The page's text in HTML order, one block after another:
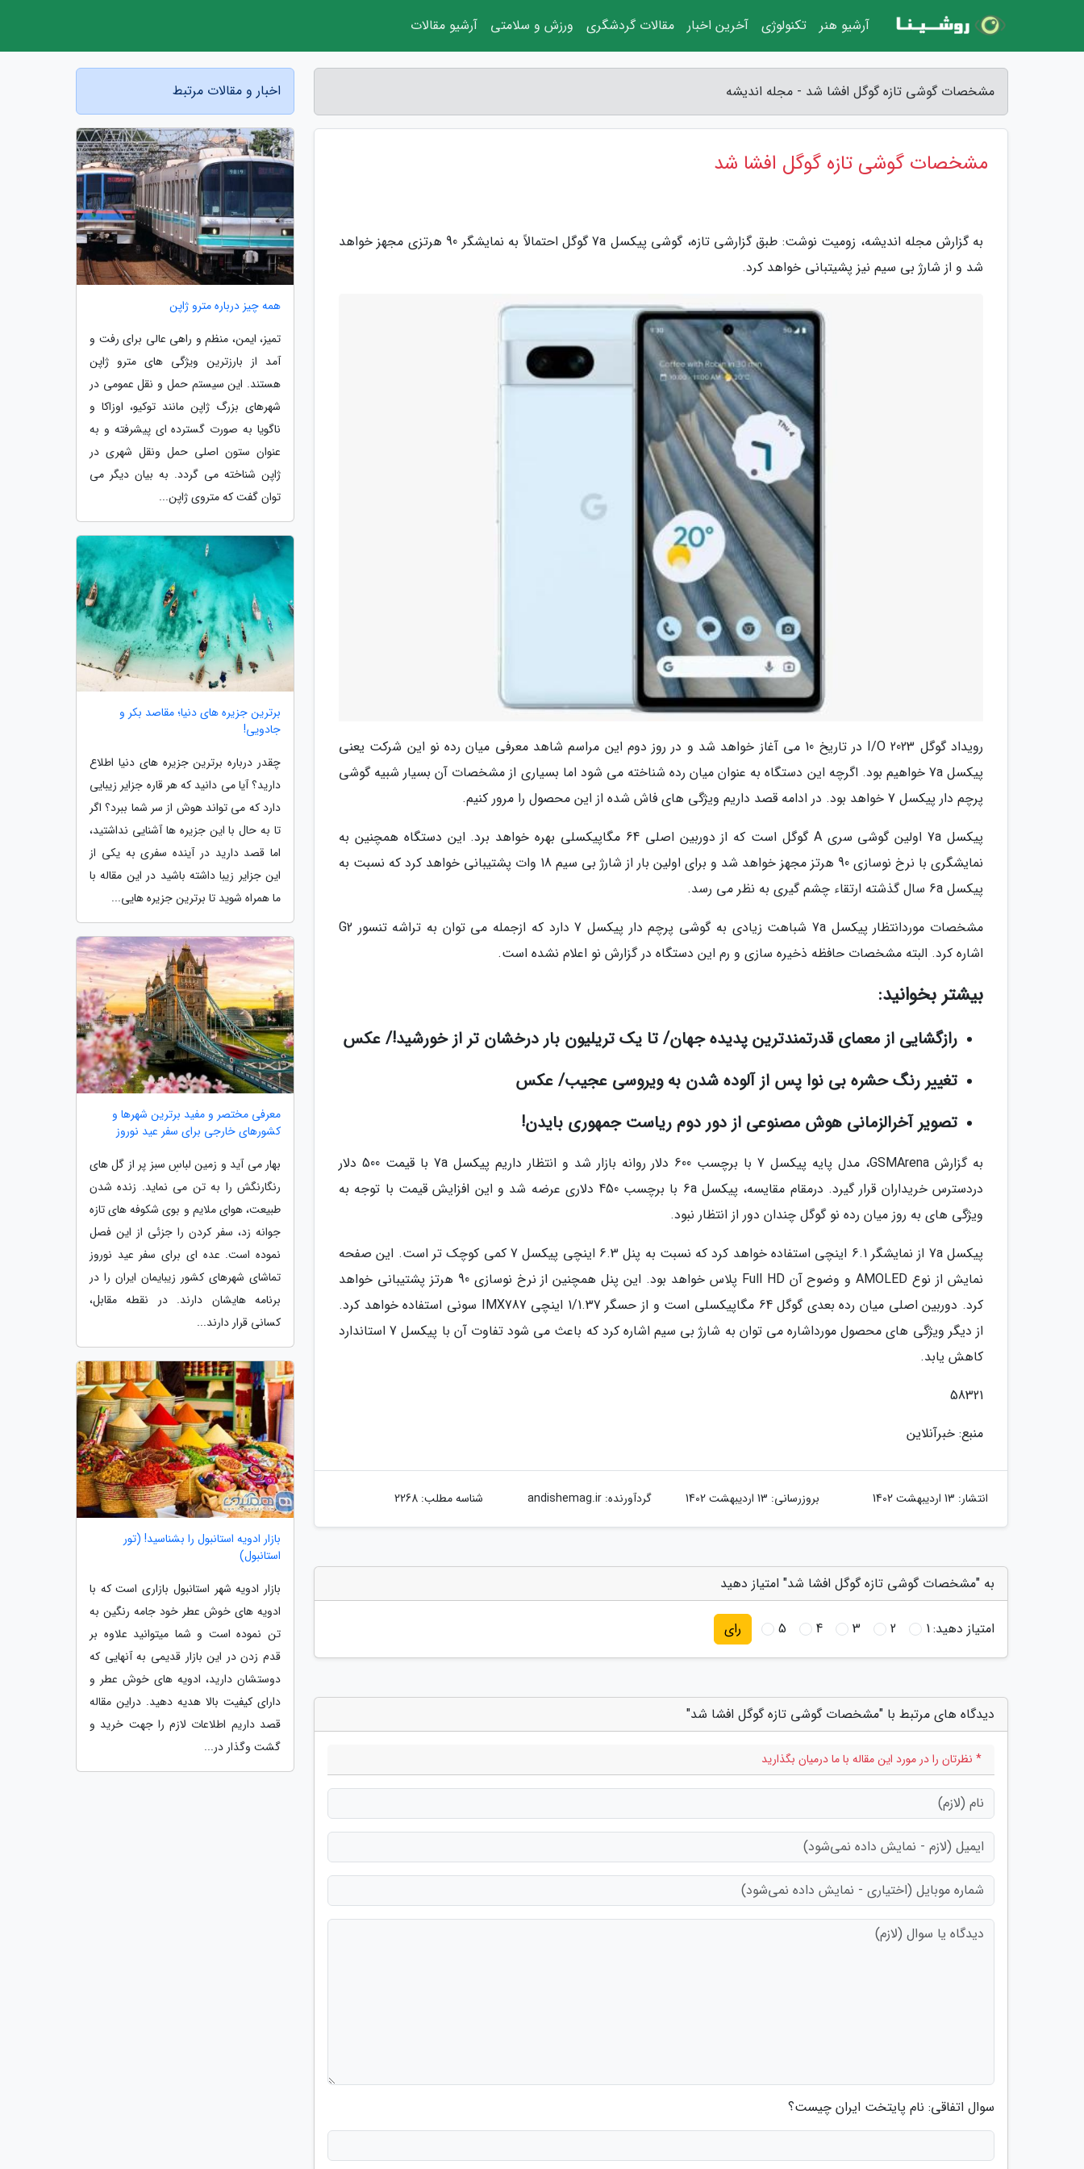
مشخصات گوشی تازه گوگل افشا شد - مجله اندیشه
مشخصات گوشی تازه گوگل افشا شد
به گزارش مجله اندیشه، زومیت نوشت: طبق گزارشی تازه، گوشی پیکسل 7a گوگل احتمالاً به نمایشگر 90 هرتزی مجهز خواهد
شد و از شارژ بی سیم نیز پشیتبانی خواهد کرد.
رویداد گوگل I/O 2023 در تاریخ 10 می آغاز خواهد شد و در روز دوم این مراسم شاهد معرفی میان رده نو این شرکت یعنی
پیکسل 7a خواهیم بود. اگرچه این دستگاه به عنوان میان رده شناخته می شود اما بسیاری از مشخصات آن بسیار شبیه گوشی
پرچم دار پیکسل 7 خواهد بود. در ادامه قصد داریم ویژگی های فاش شده از این محصول را مرور کنیم.
پیکسل 7a اولین گوشی سری A گوگل است که از دوربین اصلی 64 مگاپیکسلی بهره خواهد برد. این دستگاه همچنین به
نمایشگری با نرخ نوسازی 90 هرتز مجهز خواهد شد و برای اولین بار از شارژ بی سیم 18 وات پشتیبانی خواهد کرد که نسبت به
پیکسل 6a سال گذشته ارتقاء چشم گیری به نظر می رسد.
مشخصات موردانتظار پیکسل 7a شباهت زیادی به گوشی پرچم دار پیکسل 7 دارد که ازجمله می توان به تراشه تنسور G2
اشاره کرد. البته مشخصات حافظه ذخیره سازی و رم این دستگاه در گزارش نو اعلام نشده است.
بیشتر بخوانید:
رازگشایی از معمای قدرتمندترین پدیده جهان/ تا یک تریلیون بار درخشان تر از خورشید!/ عکس
تغییر رنگ حشره بی نوا پس از آلوده شدن به ویروسی عجیب/ عکس
تصویر آخرالزمانی هوش مصنوعی از دور دوم ریاست جمهوری بایدن!
به گزارش GSMArena، مدل پایه پیکسل 7 با برچسب 600 دلار روانه بازار شد و انتظار داریم پیکسل 7a با قیمت 500 دلار
دردسترس خریداران قرار گیرد. درمقام مقایسه، پیکسل 6a با برچسب 450 دلاری عرضه شد و این افزایش قیمت با توجه به
ویژگی های به روز میان رده نو گوگل چندان دور از انتظار نبود.
پیکسل 7a از نمایشگر 6.1 اینچی استفاده خواهد کرد که نسبت به پنل 6.3 اینچی پیکسل 7 کمی کوچک تر است. این صفحه
نمایش از نوع AMOLED و وضوح آن Full HD پلاس خواهد بود. این پنل همچنین از نرخ نوسازی 90 هرتز پشتیبانی خواهد
کرد. دوربین اصلی میان رده بعدی گوگل 64 مگاپیکسلی است و از حسگر 1/1.37 اینچی IMX787 سونی استفاده خواهد کرد.
از دیگر ویژگی های محصول مورداشاره می توان به شارژ بی سیم اشاره کرد که باعث می شود تفاوت آن با پیکسل 7 استاندارد
کاهش یابد.
58321
منبع: خبرآنلاین
انتشار: 13 اردیبهشت 1402 بروزرسانی: 13 اردیبهشت 1402 گردآورنده:andishemag.ir شناسه مطلب: 2268
به "مشخصات گوشی تازه گوگل افشا شد" امتیاز دهید
امتیاز دهید:1
2
3
4
5 رای
دیدگاه های مرتبط با "مشخصات گوشی تازه گوگل افشا شد"
* نظرتان را در مورد این مقاله با ما درمیان بگذارید
سوال اتفاقی: نام پایتخت ایران چیست؟
اخبار و مقالات مرتبط
همه چیز درباره مترو ژاپن
تمیز، ایمن، منظم و راهی عالی برای رفت و
آمد از بارزترین ویژگی های مترو ژاپن
هستند. این سیستم حمل و نقل عمومی در
شهرهای بزرگ ژاپن مانند توکیو، اوزاکا و
ناگویا به صورت گسترده ای پیشرفته و به
عنوان ستون اصلی حمل ونقل شهری در
ژاپن شناخته می گردد. به بیان دیگر می
توان گفت که متروی ژاپن...
برترین جزیره های دنیا؛ مقاصد بکر و
جادویی!
چقدر درباره برترین جزیره های دنیا اطلاع
دارید؟ آیا می دانید که هر قاره جزایر زیبایی
دارد که می تواند هوش از سر شما ببرد؟ اگر
تا به حال با این جزیره ها آشنایی نداشتید،
اما قصد دارید در آینده سفری به یکی از
این جزایر زیبا داشته باشید در این مقاله با
ما همراه شوید تا برترین جزیره هایی...
معرفی مختصر و مفید برترین شهرها و
کشورهای خارجی برای سفر عید نوروز
بهار می آید و زمین لباسِ سبز پر از گل های
رنگارنگش را به تن می نماید. زنده شدن
طبیعت، هوای ملایم و بوی شکوفه های تازه
جوانه زد، سفر کردن را جزئی از این فصل
نموده است. عده ای برای سفر عید نوروز
تماشای شهرهای کشور زیبایمان ایران را در
برنامه هایشان دارند. در نقطه مقابل،
کسانی قرار دارند...
بازار ادویه استانبول را بشناسید! (تور
استانبول)
بازار ادویه شهر استانبول بازاری است که با
ادویه های خوش عطر خود جامه رنگین به
تن نموده است و شما میتوانید علاوه بر
قدم زدن در این بازار قدیمی به آنهایی که
دوستشان دارید، ادویه های خوش عطر و
دارای کیفیت بالا هدیه دهید. دراین مقاله
قصد داریم اطلاعات لازم را جهت خرید و
گشت وگذار در...
آرشیو هنر تکنولوژی آخرین اخبار مقالات گردشگری ورزش و سلامتی آرشیو مقالات